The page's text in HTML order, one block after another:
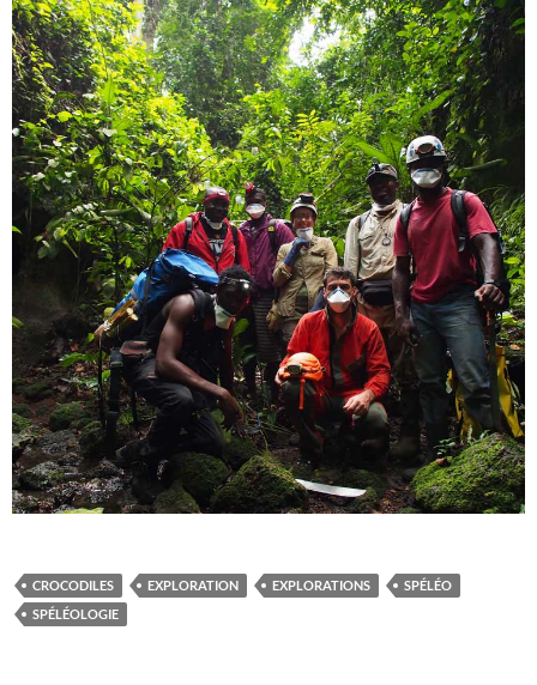
CROCODILES EXPLORATION EXPLORATIONS
SPÉLÉO
SPÉLÉOLOGIE